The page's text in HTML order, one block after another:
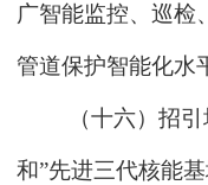
广智能监控、巡检
管道保护智能化水
（十六）招
和”先进三代核能